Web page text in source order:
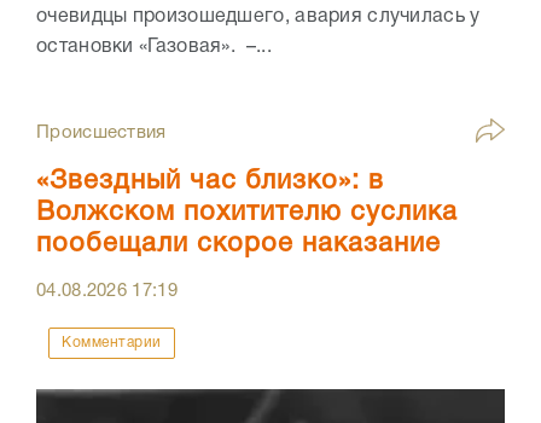
очевидцы произошедшего, авария случилась у
остановки «Газовая». –...
Происшествия
«Звездный час близко»: в
Волжском похитителю суслика
пообещали скорое наказание
04.08.2026 17:19
Комментарии